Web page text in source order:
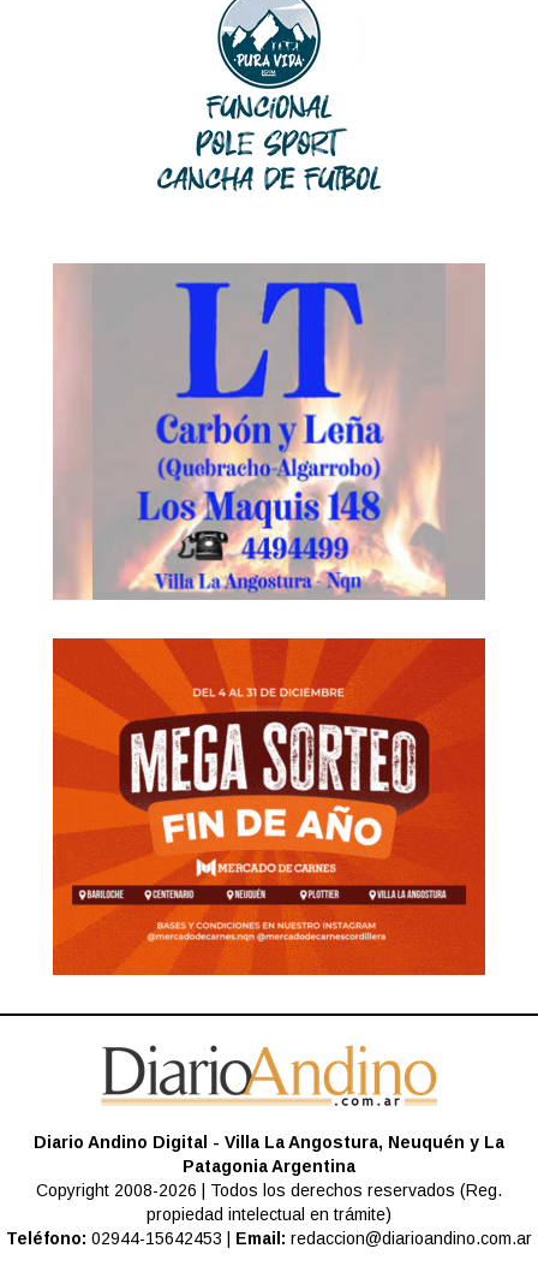
Diario Andino Digital - Villa La Angostura, Neuquén y La
Patagonia Argentina
Copyright 2008-2026 | Todos los derechos reservados (Reg.
propiedad intelectual en trámite)
Teléfono: 02944-15642453 | Email: redaccion@diarioandino.com.ar